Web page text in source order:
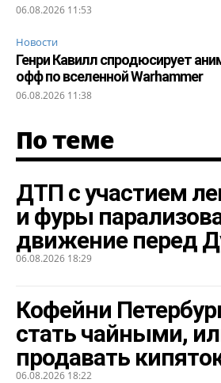
06.08.2026 11:53
Новости
Генри Кавилл спродюсирует
офф по вселенной Warhammer
06.08.2026 11:38
По теме
ДТП с участием
и фуры
движение перед
06.08.2026 18:29
Кофейни
стать чайными,
продавать
06.08.2026 18:22